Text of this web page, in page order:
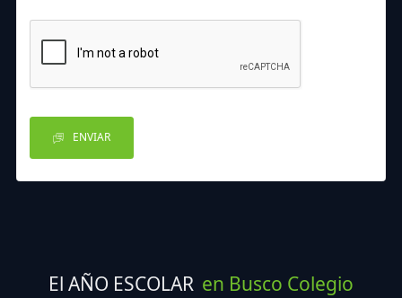
ENVIAR
El AÑO ESCOLAR en Busco Colegio